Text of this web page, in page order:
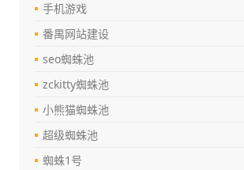
手机游戏
番禺网站建设
seo蜘蛛池
zckitty蜘蛛池
小熊猫蜘蛛池
超级蜘蛛池
蜘蛛1号